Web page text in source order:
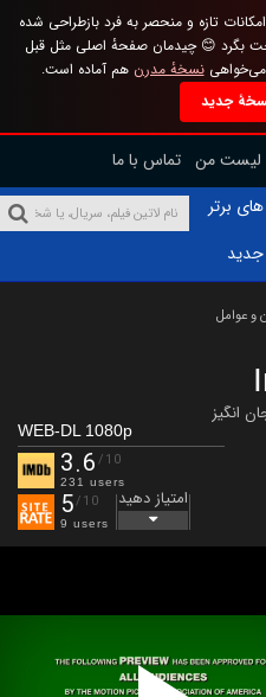
تازه و منحصر به فرد بازطراحی شده
بگرد 😊 چیدمان صفحهٔ اصلی مثل قبل
می‌خواهینسخهٔ مدرن هم آماده است.
جدید
لیست من تماس با ما
برتر
جدید
و عوامل
انگیز
WEB-DL 1080p
3.6 /10
231 users
5/10
9 users
امتیاز دهید